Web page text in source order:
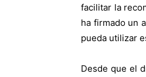
facilitar la
ha firmado un
pueda utilizar
Desde que el